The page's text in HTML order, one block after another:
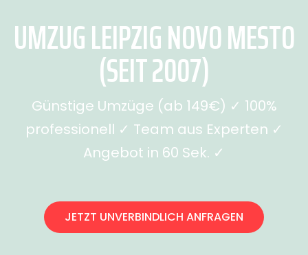
UMZUG LEIPZIG NOVO MESTO
(SEIT 2007)
Günstige Umzüge (ab 149€) ✓ 100%
professionell ✓ Team aus Experten ✓
Angebot in 60 Sek. ✓
JETZT UNVERBINDLICH ANFRAGEN